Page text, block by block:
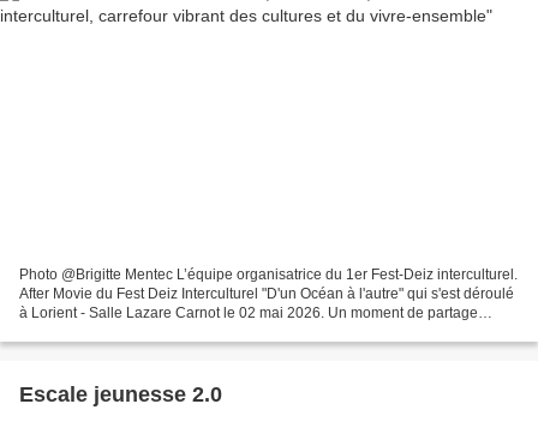
Photo @Brigitte Mentec L’équipe organisatrice du 1er Fest-Deiz interculturel.
After Movie du Fest Deiz Interculturel "D'un Océan à l'autre" qui s'est déroulé
à Lorient - Salle Lazare Carnot le 02 mai 2026. Un moment de partage
Escale jeunesse 2.0